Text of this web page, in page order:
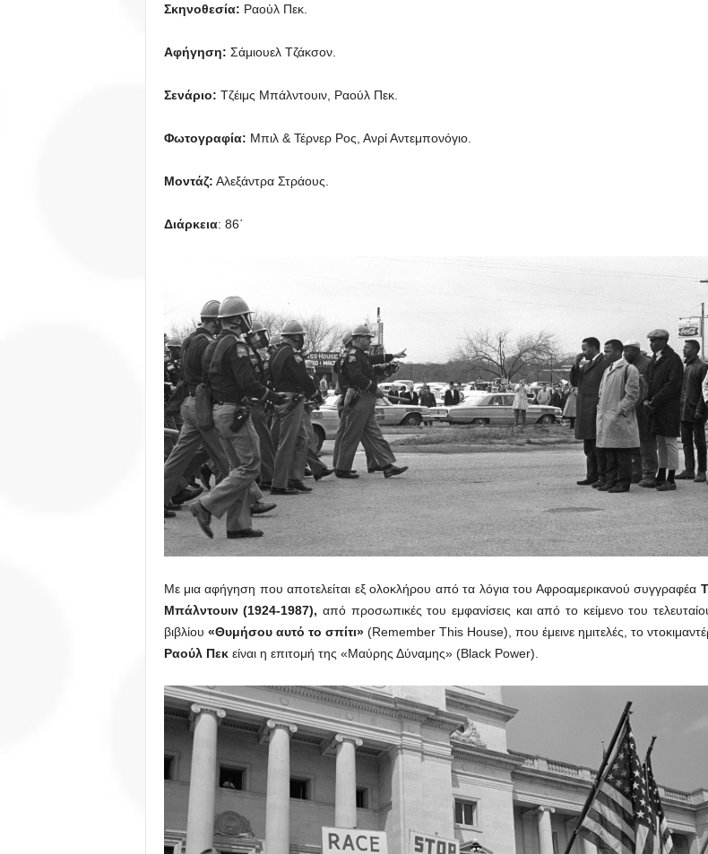
Σκηνοθεσία: Ραούλ Πεκ.
Αφήγηση: Σάμιουελ Τζάκσον.
Σενάριο: Τζέιμς Μπάλντουιν, Ραούλ Πεκ.
Φωτογραφία: Μπιλ & Τέρνερ Ρος, Ανρί Αντεμπονόγιο.
Μοντάζ: Αλεξάντρα Στράους.
Διάρκεια: 86΄
Με μια αφήγηση που αποτελείται εξ ολοκλήρου από τα λόγια του Αφροαμερικανού συγγραφέα
Μπάλντουιν (1924-1987), από προσωπικές του εμφανίσεις και από το κείμενο του
βιβλίου «Θυμήσου αυτό το σπίτι»(Remember This House), που έμεινε ημιτελές, το
Ραούλ Πεκείναι η επιτομή της «Μαύρης Δύναμης» (Black Power).